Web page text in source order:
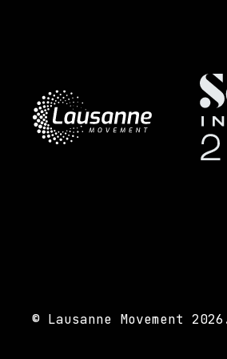
© Lausanne Movement